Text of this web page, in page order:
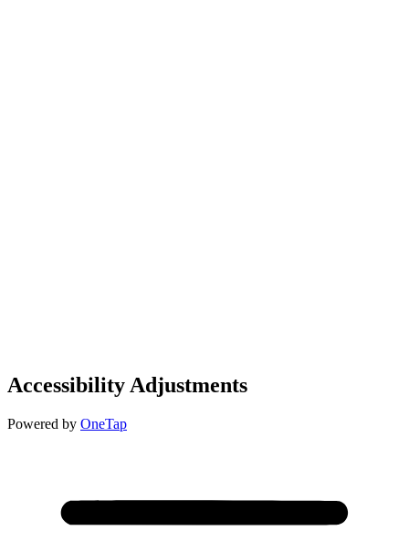
Accessibility Adjustments
Powered by OneTap